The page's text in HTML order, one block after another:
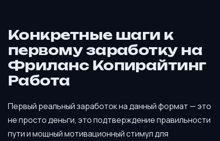
Конкретные шаги к
первому заработку на
Фриланс Копирайтинг
Работа
Первый реальный заработок на данный формат — это
не просто деньги, это подтверждение правильности
пути и мощный мотивационный стимул для